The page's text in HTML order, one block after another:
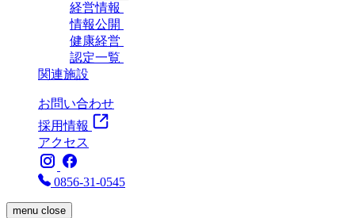
経営情報
情報公開
健康経営
認定一覧
関連施設
お問い合わせ
採用情報
アクセス
0856-31-0545
menu close